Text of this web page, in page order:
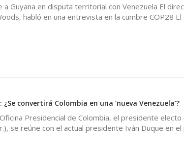
a Guyana en disputa territorial con Venezuela El
habló en una entrevista en la cumbre COP28
convertirá Colombia en una ‘nueva Venezuela’?
Presidencial de Colombia, el presidente electo
se reúne con el actual presidente Iván Duque en el